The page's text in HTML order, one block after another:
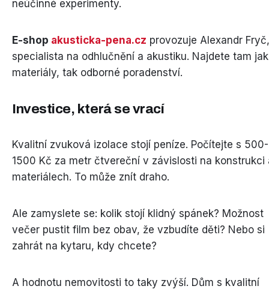
neúčinné experimenty.
E-shop akusticka-pena.cz provozuje Alexandr Fryč,
specialista na odhlučnění a akustiku. Najdete tam jak
materiály, tak odborné poradenství.
Investice, která se vrací
Kvalitní zvuková izolace stojí peníze. Počítejte s 500-
1500 Kč za metr čtvereční v závislosti na konstrukci
materiálech. To může znít draho.
Ale zamyslete se: kolik stojí klidný spánek? Možnost
večer pustit film bez obav, že vzbudíte děti? Nebo si
zahrát na kytaru, kdy chcete?
A hodnotu nemovitosti to taky zvýší. Dům s kvalitní